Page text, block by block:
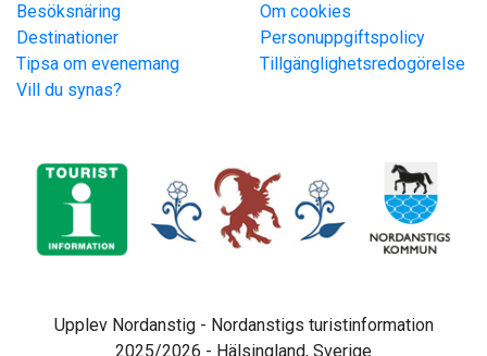
Besöksnäring
Destinationer
Tipsa om evenemang
Vill du synas?
Om cookies
Personuppgiftspolicy
Tillgänglighetsredogörelse
Upplev Nordanstig - Nordanstigs turistinformation
2025/2026 - Hälsingland, Sverige